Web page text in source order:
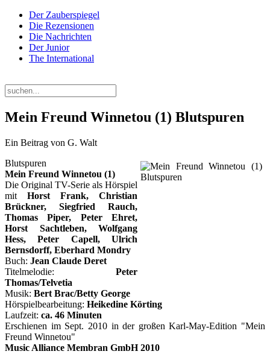
Der Zauberspiegel
Die Rezensionen
Die Nachrichten
Der Junior
The International
Mein Freund Winnetou (1) Blutspuren
Ein Beitrag von G. Walt
Blutspuren
Mein Freund Winnetou (1)
Die Original TV-Serie als Hörspiel
mit Horst Frank, Christian
Brückner, Siegfried Rauch,
Thomas Piper, Peter Ehret,
Horst Sachtleben, Wolfgang
Hess, Peter Capell, Ulrich
Bernsdorff, Eberhard Mondry
Buch: Jean Claude Deret
Titelmelodie: Peter
Thomas/Telvetia
Musik: Bert Brac/Betty George
Hörspielbearbeitung: Heikedine Körting
Laufzeit: ca. 46 Minuten
Erschienen im Sept. 2010 in der großen Karl-May-Edition "Mein
Freund Winnetou"
Music Alliance Membran GmbH 2010